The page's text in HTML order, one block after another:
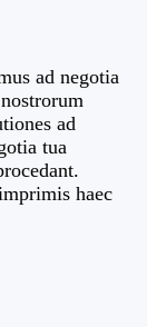
ad negotia
ad
tua
haec